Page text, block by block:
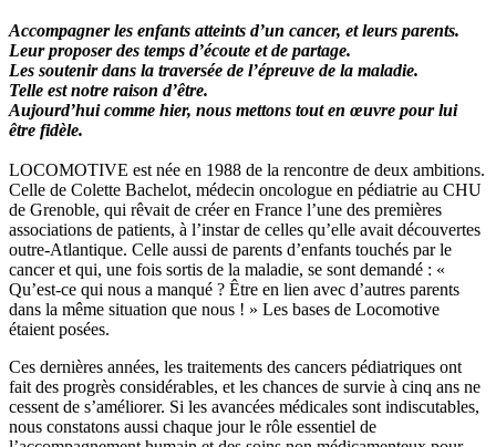
Accompagner les enfants atteints d’un cancer, et leurs parents.
Leur proposer des temps d’écoute et de partage.
Les soutenir dans la traversée de l’épreuve de la maladie.
Telle est notre raison d’être.
Aujourd’hui comme hier, nous mettons tout en œuvre pour lui
être fidèle.
LOCOMOTIVE est née en 1988 de la rencontre de deux ambitions.
Celle de Colette Bachelot, médecin oncologue en pédiatrie au CHU
de Grenoble, qui rêvait de créer en France l’une des premières
associations de patients, à l’instar de celles qu’elle avait découvertes
outre-Atlantique. Celle aussi de parents d’enfants touchés par le
cancer et qui, une fois sortis de la maladie, se sont demandé : «
Qu’est-ce qui nous a manqué ? Être en lien avec d’autres parents
dans la même situation que nous ! » Les bases de Locomotive
étaient posées.
Ces dernières années, les traitements des cancers pédiatriques ont
fait des progrès considérables, et les chances de survie à cinq ans ne
cessent de s’améliorer. Si les avancées médicales sont indiscutables,
nous constatons aussi chaque jour le rôle essentiel de